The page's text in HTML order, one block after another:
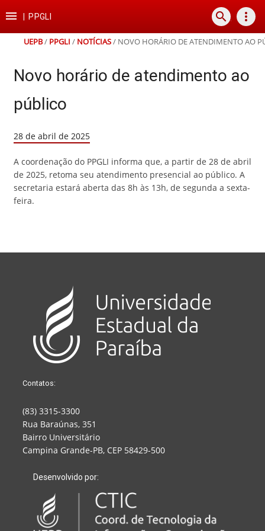
para
conteúdo
para
para
para
rodapé
 PPGLI search more_vert
UEPB/ PPGLI / NOTÍCIAS/ NOVO HORÁRIO DE ATENDIMENTO AO
Novo horário de atendimento ao
público
28 de abril de 2025
A coordenação do PPGLI informa que, a partir de 28 de abril
de 2025, retoma seu atendimento presencial ao público. A
secretaria estará aberta das 8h às 13h, de segunda a sexta-
feira.
Contatos:
(83) 3315-3300
Rua Baraúnas, 351
Bairro Universitário
Campina Grande-PB, CEP 58429-500
Desenvolvido por: